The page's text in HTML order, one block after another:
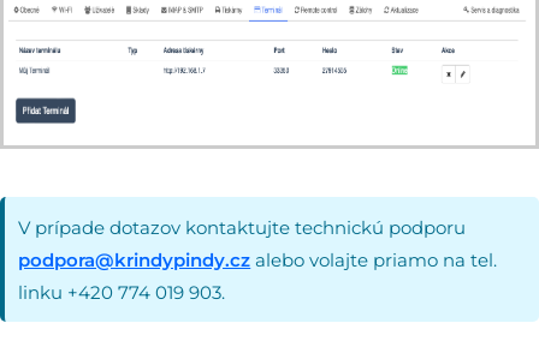
V prípade dotazov kontaktujte technickú podporu
podpora@krindypindy.cz alebo volajte priamo na tel.
linku +420 774 019 903.